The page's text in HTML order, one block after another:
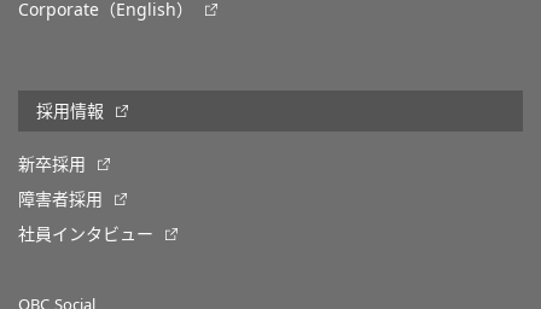
Corporate（English）
採用情報
新卒採用
障害者採用
社員インタビュー
OBC Social